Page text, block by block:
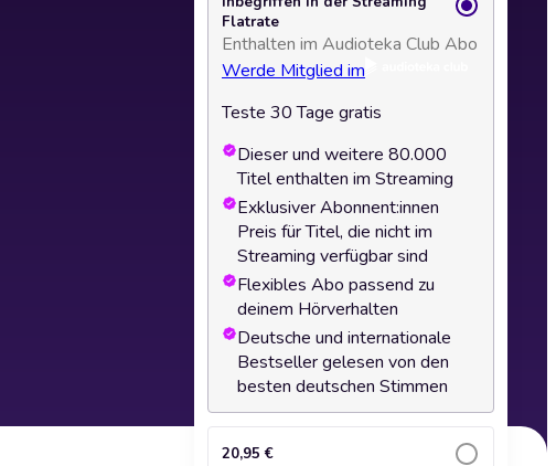
Flatrate
Enthalten im Audioteka Club Abo
Werde Mitglied im
Teste 30 Tage gratis
Dieser und weitere 80.000
Titel enthalten im Streaming
Exklusiver Abonnent:innen
Preis für Titel, die nicht im
Streaming verfügbar sind
Flexibles Abo passend zu
deinem Hörverhalten
Deutsche und internationale
Bestseller gelesen von den
besten deutschen Stimmen
20,95 €